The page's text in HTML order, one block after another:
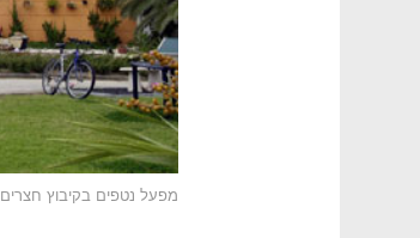
מפעל נטפים בקיבוץ חצרים